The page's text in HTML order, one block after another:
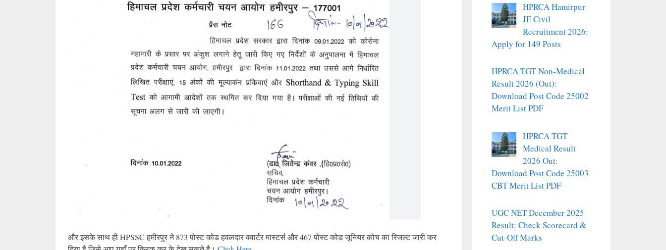
और इसके साथ ही HPSSC हमीरपुर ने 873 पोस्ट कोड हवलदार क्वार्टर मास्टर्स और 467 पोस्ट कोड जूनियर कोच का रिजल्ट जारी कर
HPRCA Hamirpur
JE Civil
Recruitment 2026:
Apply for 149 Posts
HPRCA TGT Non-Medical
Result 2026 (Out):
Download Post Code 25002
Merit List PDF
HPRCA TGT
Medical Result
2026 Out:
Download Post Code 25003
CBT Merit List PDF
UGC NET December 2025
Result: Check Scorecard &
Cut-Off Marks